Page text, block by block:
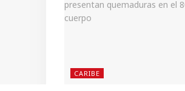
CARIBE